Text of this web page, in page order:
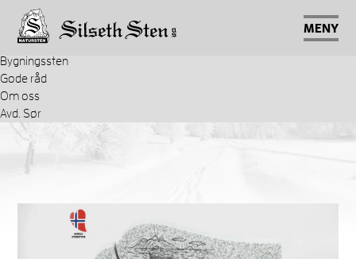
MENY
Gravsteiner
Stenbygger
Tilbehør
Bygningssten
Gode råd
Om oss
Avd. Sør